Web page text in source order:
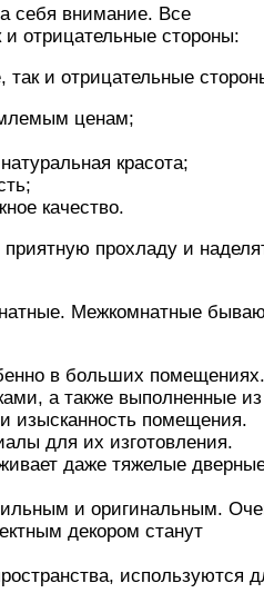
себя внимание. Все
отрицательные стороны:
и отрицательные
ценам;
красота;
качество.
приятную прохладу и
Межкомнатные
в больших помещениях.
а также выполненные из
изысканность помещения.
для их изготовления.
даже тяжелые
и оригинальным.
декором станут
используются